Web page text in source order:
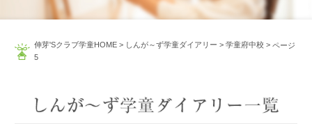
伸芽'Sクラブ学童HOME> しんが～ず学童ダイアリー > 学童府中校> ページ
5